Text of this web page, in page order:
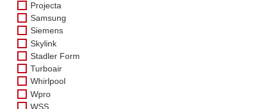
Projecta
Samsung
Siemens
Skylink
Stadler Form
Turboair
Whirlpool
Wpro
WSS